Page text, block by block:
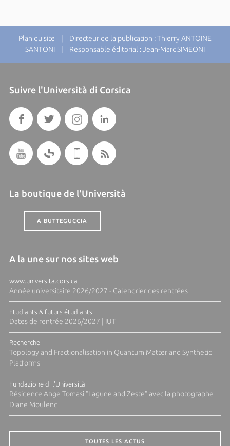
Plan du site | Directeur de la publication : Thierry ANTOINE
SANTONI | Responsable éditorial : Jean-Marc SIMEONI
Suivre l'Università di Corsica
La boutique de l'Università
A BUTTEGUCCIA
A la une sur nos sites web
www.universita.corsica
Année universitaire 2026/2027 - Calendrier des rentrées
Etudiants & futurs étudiants
Dates de rentrée 2026/2027 | IUT
Recherche
Topology and Fractionalisation in Quantum Matter and Synthetic
Platforms
Fundazione di l'Università
Résidence Ange Tomasi "Lagune and Zeste" avec la photographe
Diane Moulenc
TOUTES LES ACTUS